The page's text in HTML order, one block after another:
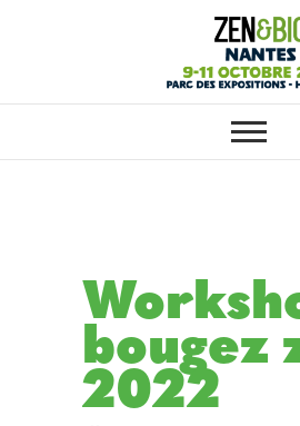
Salon
SALON ZEN &
VOTRE SALON BIO,
ET HABITAT
bougez
2022